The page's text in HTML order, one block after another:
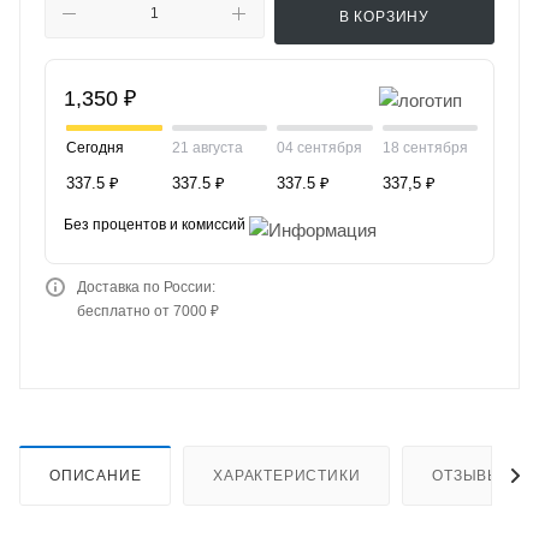
В КОРЗИНУ
1,350 ₽
Сегодня
337.5 ₽
21 августа
337.5 ₽
04 сентября
337.5 ₽
18 сентября
337,5 ₽
Без процентов и комиссий
Доставка по России:
бесплатно от 7000 ₽
ОПИСАНИЕ ХАРАКТЕРИСТИКИ ОТЗЫВЫ